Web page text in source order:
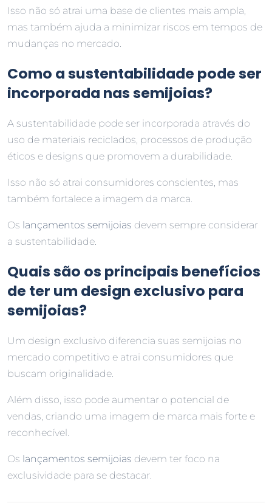
Isso não só atrai uma base de clientes mais ampla,
mas também ajuda a minimizar riscos em tempos de
mudanças no mercado.
Como a sustentabilidade pode ser
incorporada nas semijoias?
A sustentabilidade pode ser incorporada através do
uso de materiais reciclados, processos de produção
éticos e designs que promovem a durabilidade.
Isso não só atrai consumidores conscientes, mas
também fortalece a imagem da marca.
Os lançamentos semijoias devem sempre considerar
a sustentabilidade.
Quais são os principais benefícios
de ter um design exclusivo para
semijoias?
Um design exclusivo diferencia suas semijoias no
mercado competitivo e atrai consumidores que
buscam originalidade.
Além disso, isso pode aumentar o potencial de
vendas, criando uma imagem de marca mais forte e
reconhecível.
Os lançamentos semijoias devem ter foco na
exclusividade para se destacar.